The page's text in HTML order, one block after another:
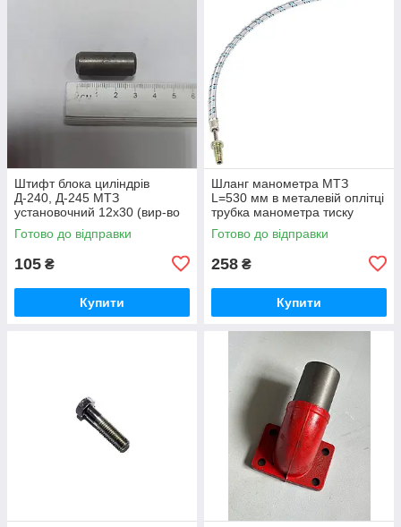
Штифт блока циліндрів
Д-240, Д-245 МТЗ
установочний 12х30 (вир-во
Україна) 50-1002034 / 50-
1002034-А
Готово до відправки
105 ₴
Купити
Шланг манометра МТЗ
L=530 мм в металевій оплітці
трубка манометра тиску
масла (вир-во Україна) 70-
3801180
Готово до відправки
258 ₴
Купити